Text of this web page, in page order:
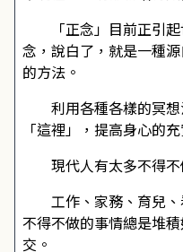
「正念」目前正引起
念，說白了，就是一種
的方法。
利用各種各樣的冥想
「這裡」，提高身心的
現代人有太多不得不
工作、家務、育兒、
不得不做的事情總是堆
交。